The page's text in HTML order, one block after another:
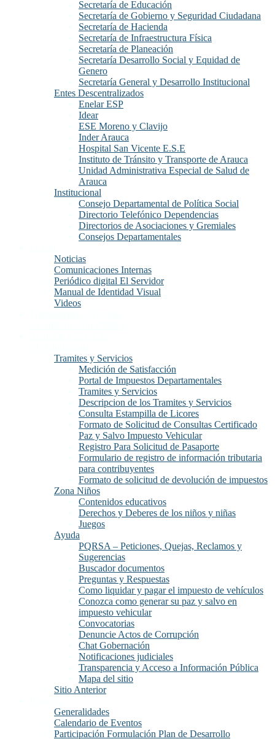
Secretaría de Educación
Secretaría de Gobierno y Seguridad Ciudadana
Secretaría de Hacienda
Secretaría de Infraestructura Física
Secretaría de Planeación
Secretaría Desarrollo Social y Equidad de
Genero
Secretaría General y Desarrollo Institucional
Entes Descentralizados
Enelar ESP
Idear
ESE Moreno y Clavijo
Inder Arauca
Hospital San Vicente E.S.E
Instituto de Tránsito y Transporte de Arauca
Unidad Administrativa Especial de Salud de
Arauca
Institucional
Consejo Departamental de Política Social
Directorio Telefónico Dependencias
Directorios de Asociaciones y Gremiales
Consejos Departamentales
Noticias
Comunicaciones Internas
Periódico digital El Servidor
Manual de Identidad Visual
Videos
Tramites y Servicios
Medición de Satisfacción
Portal de Impuestos Departamentales
Tramites y Servicios
Descripcion de los Tramites y Servicios
Consulta Estampilla de Licores
Formato de Solicitud de Consultas Certificado
Paz y Salvo Impuesto Vehicular
Registro Para Solicitud de Pasaporte
Formulario de registro de información tributaria
para contribuyentes
Formato de solicitud de devolución de impuestos
Zona Niños
Contenidos educativos
Derechos y Deberes de los niños y niñas
Juegos
Ayuda
PQRSA – Peticiones, Quejas, Reclamos y
Sugerencias
Buscador documentos
Preguntas y Respuestas
Como liquidar y pagar el impuesto de vehículos
Conozca como generar su paz y salvo en
impuesto vehicular
Convocatorias
Denuncie Actos de Corrupción
Chat Gobernación
Notificaciones judiciales
Transparencia y Acceso a Información Pública
Mapa del sitio
Sitio Anterior
Generalidades
Calendario de Eventos
Participación Formulación Plan de Desarrollo